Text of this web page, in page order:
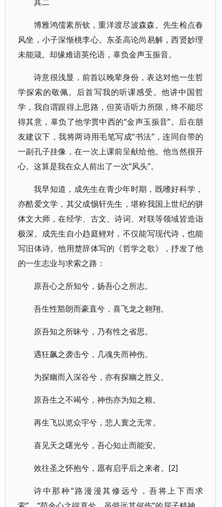
博雅鸿儒素所钦，重洋渡尽波森森。先生检点春
风坐，小子深惭桃李心。东圣高论尚易解，西贤妙理
未能箴。却缘难谙英伦语，辜负金声玉振音。
诗意很浅显，前首以晚辈身份，表达对他一生哲
学探索的敬佩。后首写我的听课感受。他讲中国哲
学，我自谓跟得上思路，但英语听力所限，终不能尽
得其意，辜负了他学贯中西的“金声玉振音”。后在朋
友建议下，我将两诗用毛笔写成“书法”，连同自带的
一副孔子挂像，在一次上课前呈献给他。他当然很开
心。这算是我在众人前出了一次“风头”。
我早知道，成先生在青少年时期，既嗜好科学，
亦酷爱文学，其父成惕轩先生，堪称我国上世纪的骈
体文大师，在经学、古文、诗词、对联等领域皆造诣
极深。成先生自小趋庭鲤对，不仅能写现代诗，也能
写旧体诗。他用楚辞体写的《哲学之歌》，抒发了他
的一生志业与求索之路：
原吾心之所知兮，扬吾心之所志。
吾生性豁朗而豪直兮，喜飞龙之翱翔。
原吾知之所昧兮，乃有性之省思。
遇狂飙之袭击兮，几魂失而神伤。
为探幽而入深谷兮，亦有探幽之胜义。
原吾生之不竭兮，神伤亦为知之粮。
再生飞以览众宇兮，悲人寰之无常。
喜见天之曙光兮，吾心知止而能安。
效往圣之怀抱兮，愿有启乎后之来者。[2]
诗中那种“路漫漫其修远兮，吾将上下而求